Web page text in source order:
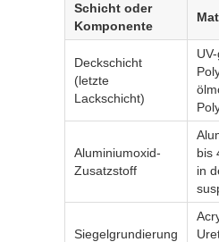
Schicht oder
Komponente
Deckschicht
(letzte
Lackschicht)
Aluminiumoxid-
Zusatzstoff
bis
in
Siegelgrundierung